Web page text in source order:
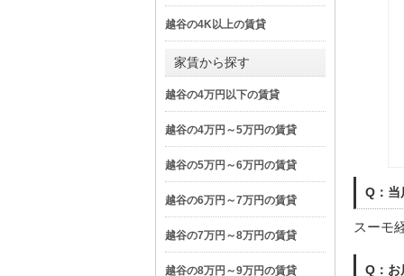
Q：当
スーモ
Q：お
越谷の4K以上の賃貸
家賃から探す
越谷の4万円以下の賃貸
越谷の4万円～5万円の賃貸
越谷の5万円～6万円の賃貸
越谷の6万円～7万円の賃貸
越谷の7万円～8万円の賃貸
越谷の8万円～9万円の賃貸